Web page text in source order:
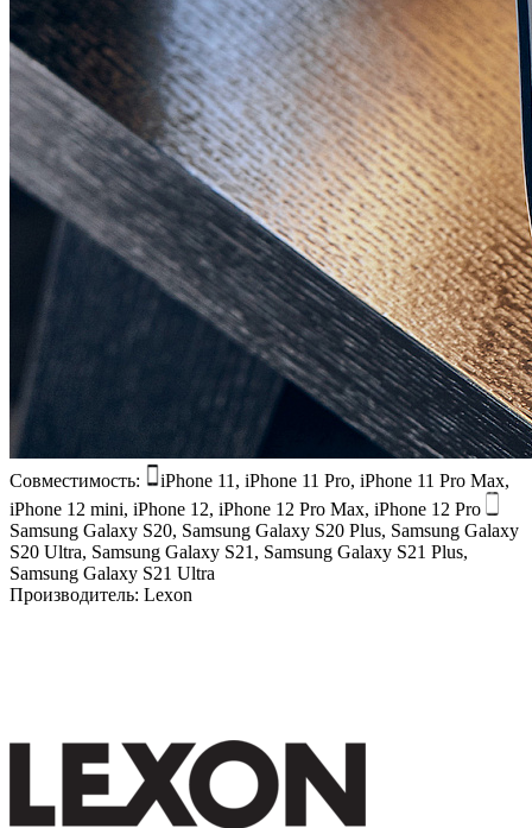
Совместимость:
iPhone 11, iPhone 11 Pro, iPhone 11 Pro Max,
iPhone 12 mini, iPhone 12, iPhone 12 Pro Max, iPhone 12 Pro
Samsung Galaxy S20, Samsung Galaxy S20 Plus, Samsung Galaxy
S20 Ultra, Samsung Galaxy S21, Samsung Galaxy S21 Plus,
Samsung Galaxy S21 Ultra
Производитель: Lexon